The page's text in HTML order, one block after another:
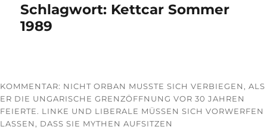
Schlagwort: Kettcar Sommer
1989
KOMMENTAR: NICHT ORBAN MUSSTE SICH VERBIEGEN, ALS
ER DIE UNGARISCHE GRENZÖFFNUNG VOR 30 JAHREN
FEIERTE. LINKE UND LIBERALE MÜSSEN SICH VORWERFEN
LASSEN, DASS SIE MYTHEN AUFSITZEN